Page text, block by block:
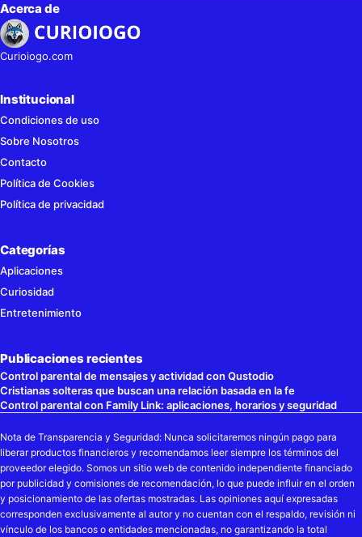
Acerca de
Curioiogo.com
Institucional
Condiciones de uso
Sobre Nosotros
Contacto
Política de Cookies
Política de privacidad
Categorías
Aplicaciones
Curiosidad
Entretenimiento
Publicaciones recientes
Control parental de mensajes y actividad con Qustodio
Cristianas solteras que buscan una relación basada en la fe
Control parental con Family Link: aplicaciones, horarios y seguridad
Nota de Transparencia y Seguridad: Nunca solicitaremos ningún pago para
liberar productos financieros y recomendamos leer siempre los términos del
proveedor elegido. Somos un sitio web de contenido independiente financiado
por publicidad y comisiones de recomendación, lo que puede influir en el orden
y posicionamiento de las ofertas mostradas. Las opiniones aquí expresadas
corresponden exclusivamente al autor y no cuentan con el respaldo, revisión ni
vínculo de los bancos o entidades mencionadas, no garantizando la total